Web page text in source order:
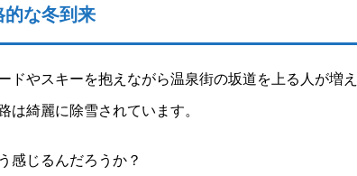
的な冬到来
ドやスキーを抱えながら温泉街の坂道を上る人が増え
は綺麗に除雪されています。
感じるんだろうか？